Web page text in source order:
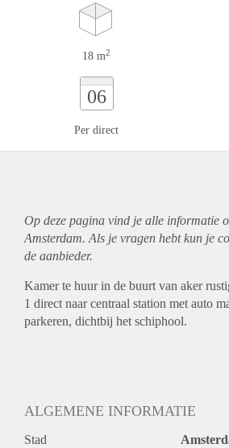
18 m2
06
Per direct
Op deze pagina vind je alle informatie
Amsterdam. Als je vragen hebt kun je
de aanbieder.
Kamer te huur in de buurt van aker
1 direct naar centraal station met auto
parkeren, dichtbij het schiphool.
ALGEMENE INFORMATIE
Stad